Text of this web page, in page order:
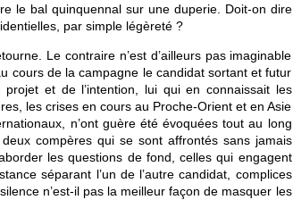
le bal quinquennal sur une duperie. Doit-on dire
par simple légèreté ?
Le contraire n’est d’ailleurs pas imaginable
cours de la campagne le candidat sortant et futur
et de l’intention, lui qui en connaissait les
les crises en cours au Proche-Orient et en Asie
n’ont guère été évoquées tout au long
compères qui se sont affrontés sans jamais
les questions de fond, celles qui engagent
séparant l’un de l’autre candidat, complices
n’est-il pas la meilleur façon de masquer les